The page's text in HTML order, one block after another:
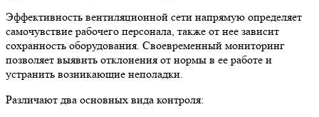
Эффективность вентиляционной сети напрямую определяет
самочувствие рабочего персонала, также от нее зависит
сохранность оборудования. Своевременный мониторинг
позволяет выявить отклонения от нормы в ее работе и
устранить возникающие неполадки.
Различают два основных вида контроля: